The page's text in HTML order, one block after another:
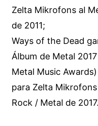
Zelta Mikrofons al
de 2011;
Ways of the Dead
Álbum de Metal
Metal Music
para Zelta
Rock / Metal de 2017.